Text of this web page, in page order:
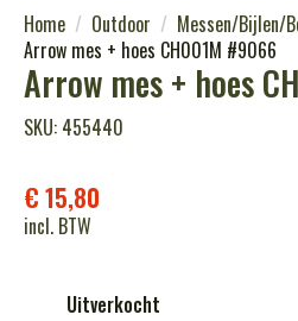
Home Outdoor
Messen/Bijlen/
Arrow mes + hoes CH001M #9066
Arrow mes + hoes
SKU: 455440
€15,80
incl. BTW
Uitverkocht